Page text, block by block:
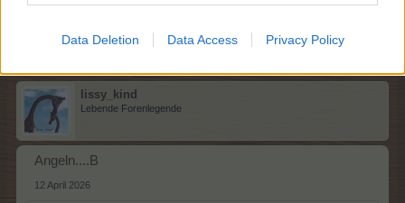
Data Deletion Data Access Privacy Policy
lissy_kind
Lebende Forenlegende
Angeln....B
12 April 2026